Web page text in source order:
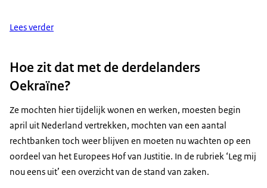
Lees verder
Hoe zit dat met de derdelanders
Oekraïne?
Ze mochten hier tijdelijk wonen en werken, moesten begin
april uit Nederland vertrekken, mochten van een aantal
rechtbanken toch weer blijven en moeten nu wachten op een
oordeel van het Europees Hof van Justitie. In de rubriek ‘Leg mij
nou eens uit’ een overzicht van de stand van zaken.